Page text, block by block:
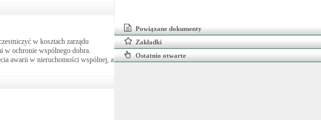
w kosztach zarządu
w ochronie wspólnego dobra.
awarii w nieruchomości wspólnej, a
Powiązane dokumenty
Zakładki
Ostatnio otwarte